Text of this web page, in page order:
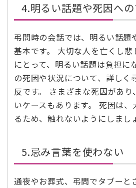
4.明るい話題や死因へ
弔問時の会話では、明るい話題
基本です。 大切な人を亡くし
にとって、明るい話題は負担に
の死因や状況について、詳しく
反です。 さまざまな死因があ
いケースもあります。 死因は
るため、触れないようにしまし
5.忌み言葉を使わない
通夜やお葬式、弔問でタブーと